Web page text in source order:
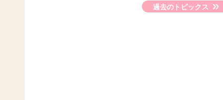
過去のトピックス